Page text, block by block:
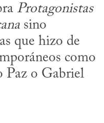
Protagonistas
sino
que hizo de
como
Paz o Gabriel